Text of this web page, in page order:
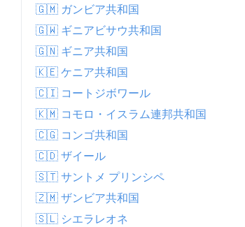
Fri, Aug 14
晴れ
36.9°C
33.8°C
🇬🇲 ガンビア共和国
🇬🇼 ギニアビサウ共和国
🇬🇳 ギニア共和国
🇰🇪 ケニア共和国
🇨🇮 コートジボワール
🇰🇲 コモロ・イスラム連邦共和国
🇨🇬 コンゴ共和国
🇨🇩 ザイール
🇸🇹 サントメ プリンシペ
🇿🇲 ザンビア共和国
🇸🇱 シエラレオネ